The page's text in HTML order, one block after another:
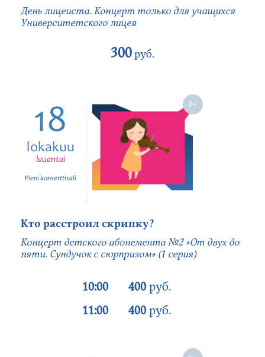
День лицеиста. Концерт только для учащихся
Университетского лицея
300руб.
18
lokakuu
lauantai
Pieni konserttisali
Кто расстроил скрипку?
Концерт детского абонемента №2 «От двух до
пяти. Сундучок с сюрпризом» (1 серия)
10:00 400руб.
11:00
400руб.